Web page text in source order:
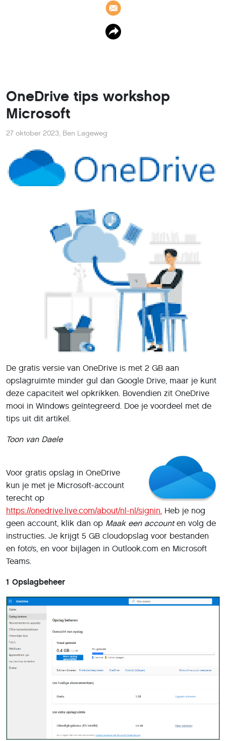
OneDrive tips workshop
Microsoft
27 oktober 2023, Ben Lageweg
De gratis versie van OneDrive is met 2 GB aan
opslagruimte minder gul dan Google Drive, maar je kunt
deze capaciteit wel opkrikken. Bovendien zit OneDrive
mooi in Windows geïntegreerd. Doe je voordeel met de
tips uit dit artikel.
Toon van Daele
Voor gratis opslag in OneDrive
kun je met je Microsoft-account
terecht op
https://onedrive.live.com/about/nl-nl/signin. Heb je nog
geen account, klik dan op Maak een accounten volg de
instructies. Je krijgt 5 GB cloudopslag voor bestanden
en foto’s, en voor bijlagen in Outlook.com en Microsoft
Teams.
1 Opslagbeheer